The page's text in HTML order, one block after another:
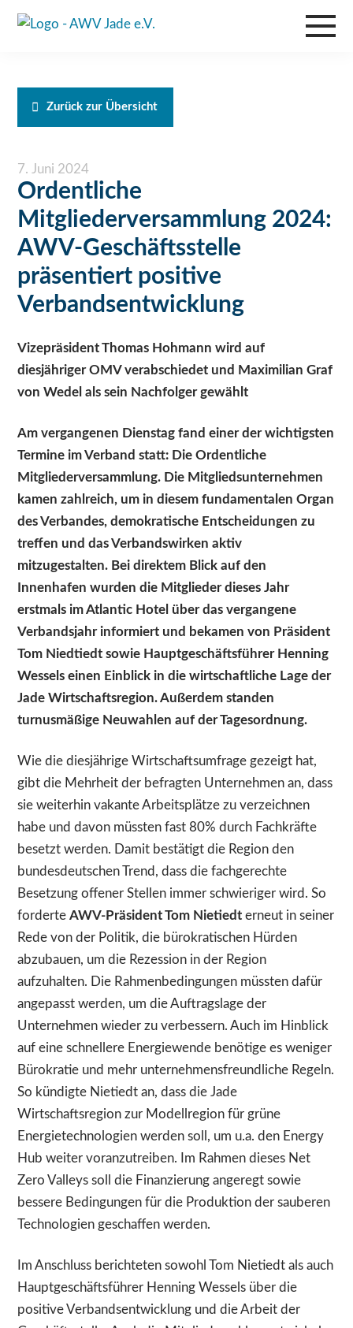
Zurück zur Übersicht
7. Juni 2024
Ordentliche
Mitgliederversammlung 2024:
AWV-Geschäftsstelle
präsentiert positive
Verbandsentwicklung
Vizepräsident Thomas Hohmann wird auf
diesjähriger OMV verabschiedet und Maximilian Graf
von Wedel als sein Nachfolger gewählt
Am vergangenen Dienstag fand einer der wichtigsten
Termine im Verband statt: Die Ordentliche
Mitgliederversammlung. Die Mitgliedsunternehmen
kamen zahlreich, um in diesem fundamentalen Organ
des Verbandes, demokratische Entscheidungen zu
treffen und das Verbandswirken aktiv
mitzugestalten. Bei direktem Blick auf den
Innenhafen wurden die Mitglieder dieses Jahr
erstmals im Atlantic Hotel über das vergangene
Verbandsjahr informiert und bekamen von Präsident
Tom Niedtiedt sowie Hauptgeschäftsführer Henning
Wessels einen Einblick in die wirtschaftliche Lage der
Jade Wirtschaftsregion. Außerdem standen
turnusmäßige Neuwahlen auf der Tagesordnung.
Wie die diesjährige Wirtschaftsumfrage gezeigt hat,
gibt die Mehrheit der befragten Unternehmen an, dass
sie weiterhin vakante Arbeitsplätze zu verzeichnen
habe und davon müssten fast 80% durch Fachkräfte
besetzt werden. Damit bestätigt die Region den
bundesdeutschen Trend, dass die fachgerechte
Besetzung offener Stellen immer schwieriger wird. So
forderteAWV-Präsident Tom Nietiedt erneut in seiner
Rede von der Politik, die bürokratischen Hürden
abzubauen, um die Rezession in der Region
aufzuhalten. Die Rahmenbedingungen müssten dafür
angepasst werden, um die Auftragslage der
Unternehmen wieder zu verbessern. Auch im Hinblick
auf eine schnellere Energiewende benötige es weniger
Bürokratie und mehr unternehmensfreundliche Regeln.
So kündigte Nietiedt an, dass die Jade
Wirtschaftsregion zur Modellregion für grüne
Energietechnologien werden soll, um u.a. den Energy
Hub weiter voranzutreiben. Im Rahmen dieses Net
Zero Valleys soll die Finanzierung angeregt sowie
bessere Bedingungen für die Produktion der sauberen
Technologien geschaffen werden.
Im Anschluss berichteten sowohl Tom Nietiedt als auch
Hauptgeschäftsführer Henning Wessels über die
positive Verbandsentwicklung und die Arbeit der